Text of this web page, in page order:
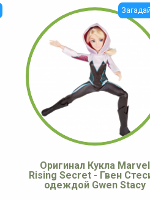
Оригинал Кукла Marvel
Rising Secret - Гвен
одеждой Gwen Stacy